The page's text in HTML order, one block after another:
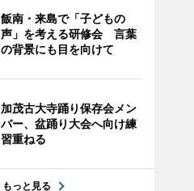
飯南・来島で「子どもの
声」を考える研修会 言葉
の背景にも目を向けて
加茂古大寺踊り保存会メン
バー、盆踊り大会へ向け練
習重ねる
もっと見る